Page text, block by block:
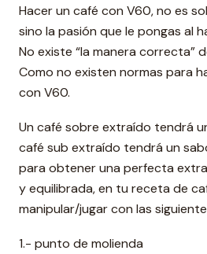
Hacer un café con V60, no es
sino la pasión que le pongas al
No existe “la manera correcta”
Como no existen normas para
con V60.
Un café sobre extraído tendrá
café sub extraído tendrá un
para obtener una perfecta
y equilibrada, en tu receta de
manipular/jugar con las
1.- punto de molienda